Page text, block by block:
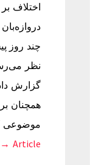
اختلاف
چند روز
نظر
گزارش
همچنان
موضوعی
Article →